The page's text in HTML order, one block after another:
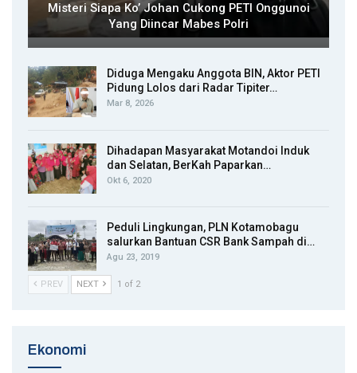
Misteri Siapa Ko’ Johan Cukong PETI Onggunoi
Yang Diincar Mabes Polri
Diduga Mengaku Anggota BIN, Aktor PETI
Pidung Lolos dari Radar Tipiter…
Mar 8, 2026
Dihadapan Masyarakat Motandoi Induk
dan Selatan, BerKah Paparkan…
Okt 6, 2020
Peduli Lingkungan, PLN Kotamobagu
salurkan Bantuan CSR Bank Sampah di…
Agu 23, 2019
PREV NEXT 1 of 2
Ekonomi